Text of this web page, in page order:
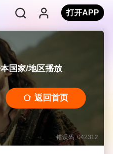
打开APP
国家/地区播放
返回首页
错误码: 042312